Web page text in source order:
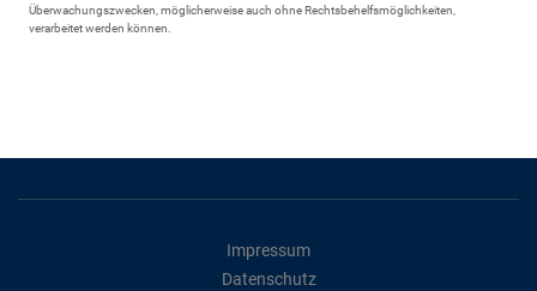
Impressum
Datenschutz
Überwachungszwecken, möglicherweise auch ohne Rechtsbehelfsmöglichkeiten,
verarbeitet werden können.